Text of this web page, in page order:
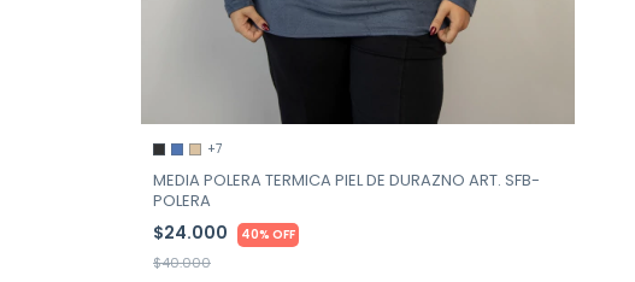
+7
MEDIA POLERA TERMICA PIEL DE DURAZNO ART. SFB-
POLERA
$24.000 40% OFF
$40.000